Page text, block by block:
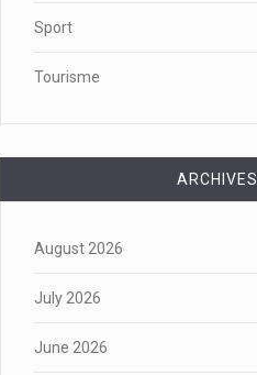
Sport
Tourisme
ARCHIVES
August 2026
July 2026
June 2026